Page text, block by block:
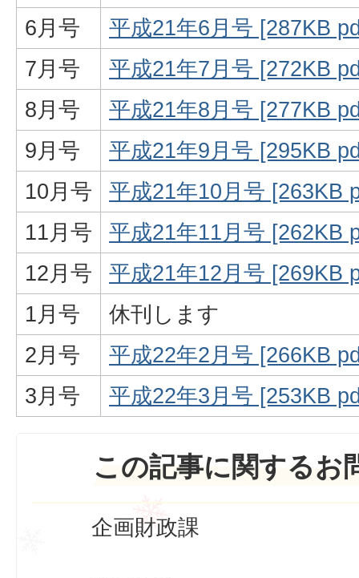
6月号
平成21年6月号 [287KB
7月号
平成21年7月号 [272KB
8月号
平成21年8月号 [277KB
9月号
平成21年9月号 [295KB
10月号
平成21年10月号 [263KB
11月号
平成21年11月号 [262KB
12月号
平成21年12月号 [269KB
1月号
休刊します
2月号
平成22年2月号 [266KB
3月号
平成22年3月号 [253KB
この記事に関するお
企画財政課